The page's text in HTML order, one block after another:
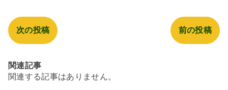
次の投稿 前の投稿
関連記事
関連する記事はありません。